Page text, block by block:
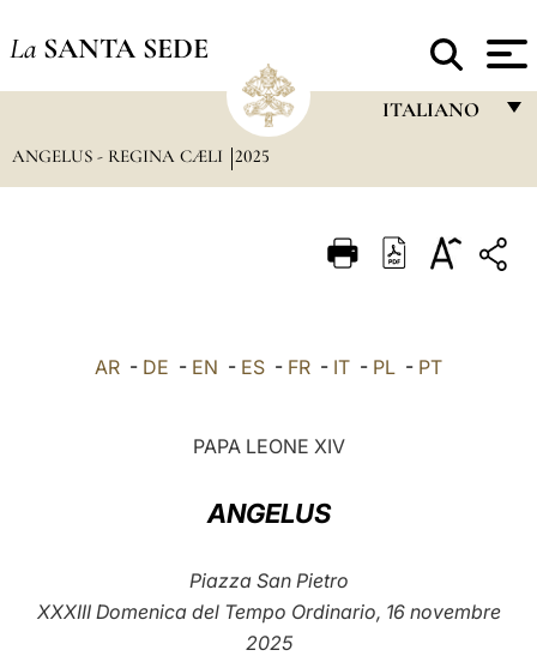
La SANTA SEDE
ITALIANO
ITALIANO
ANGELUS - REGINA CÆLI 2025
AR - DE - EN - ES - FR - IT - PL - PT
PAPA LEONE XIV
ANGELUS
Piazza San Pietro
XXXIII Domenica del Tempo Ordinario, 16 novembre
2025